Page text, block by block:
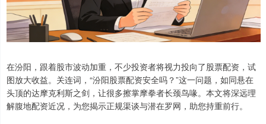
在汾阳，跟着股市波动加重，不少投资者将视力投向了股票配资，试
图放大收益。关连词，“汾阳股票配资安全吗？”这一问题，如同悬在
头顶的达摩克利斯之剑，让很多擦掌摩拳者长颈鸟喙。本文将深远理
解腹地配资近况，为您揭示正规渠谈与潜在罗网，助您持重前行。